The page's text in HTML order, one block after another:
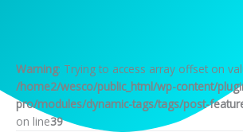
Warning: Trying to access array offset on
/home2/wesco/public_html/wp-content/
pro/modules/dynamic-tags/tags/post-
on line39